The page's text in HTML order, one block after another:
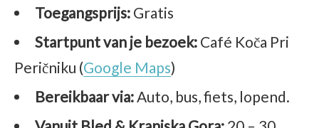
Toegangsprijs: Gratis
Startpunt van je bezoek: Café Koča Pri
Peričniku (Google Maps)
Bereikbaar via:Auto, bus, fiets, lopend.